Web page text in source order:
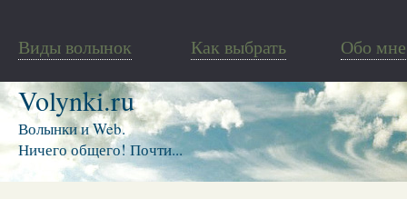
Виды волынок Как выбрать Обо мне
Volynki.ru
Волынки и Web.
Ничего общего! Почти...